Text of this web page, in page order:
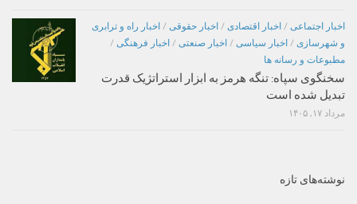
اخبار اجتماعی / اخبار اقتصادی / اخبار حقوقی / اخبار راه و ترابری
و شهرسازی / اخبار سیاسی / اخبار صنعتی / اخبار فرهنگی /
مطبوعات و رسانه ها
سخنگوی سپاه: تنگه هرمز به ابزار استراتژیک قدرت
تبدیل شده است
مرداد ۱۷, ۱۴۰۵
نوشته‌های تازه